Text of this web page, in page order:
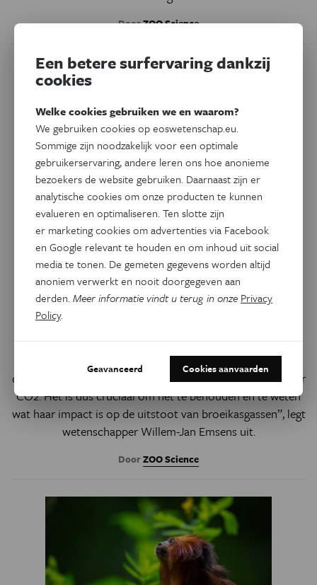
DoorZOO Science
Natuur & Milieu
Broeikasgassen in balans?
De Zegge als opslagplaats
In het natuurreservaat De Zegge in Geel doet ZOO
Antwerpen onderzoek naar de uitstoot van
Zegge is een plek waar nog veel levend veen te vinden is in
de bodem. Een veengebied is de perfecte opslagplaats voor
CO2. Het is dus cruciaal om het te behouden én te weten
wat haar impact is op de uitstoot van broeikasgassen”, legt
wetenschapper Willem-Jan Emsens uit.
DoorZOO Science
Een betere surfervaring dankzij
cookies
Welke cookies gebruiken we en waarom?
We gebruiken cookies op eoswetenschap.eu.
Sommige zijn noodzakelijk voor een optimale
gebruikerservaring, andere leren ons hoe anonieme
bezoekers de website gebruiken. Daarnaast zijn er
analytische cookies om onze producten te kunnen
evalueren en optimaliseren. Ten slotte zijn
er marketing cookies om advertenties via Facebook
en Google relevant te houden en om inhoud uit social
media te tonen. De gemeten gegevens worden altijd
anoniem verwerkt en nooit doorgegeven aan
derden.Meer informatie vindt u terug in onze Privacy
Policy.
Geavanceerd Cookies aanvaarden